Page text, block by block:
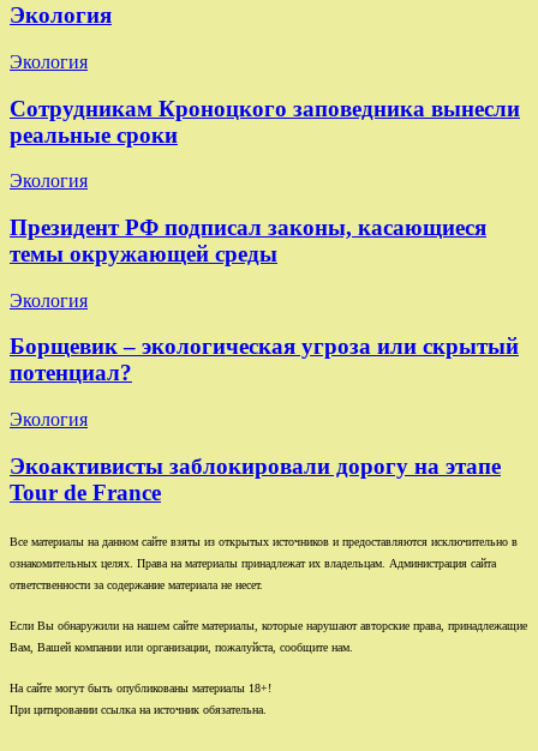
Экология
Экология
Сотрудникам Кроноцкого заповедника вынесли
реальные сроки
Экология
Президент РФ подписал законы, касающиеся
темы окружающей среды
Экология
Борщевик – экологическая угроза или скрытый
потенциал?
Экология
Экоактивисты заблокировали дорогу на этапе
Tour de France
Все материалы на данном сайте взяты из открытых источников и предоставляются исключительно в
ознакомительных целях. Права на материалы принадлежат их владельцам. Администрация сайта
ответственности за содержание материала не несет.
Если Вы обнаружили на нашем сайте материалы, которые нарушают авторские права, принадлежащие
Вам, Вашей компании или организации, пожалуйста, сообщите нам.
На сайте могут быть опубликованы материалы 18+!
При цитировании ссылка на источник обязательна.